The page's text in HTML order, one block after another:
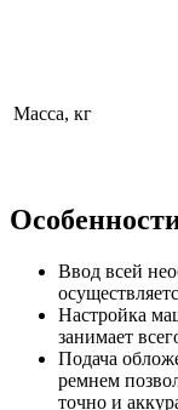
Масса, кг
Ввод всей
Настройка
занимает
Подача
ремнем
точно и